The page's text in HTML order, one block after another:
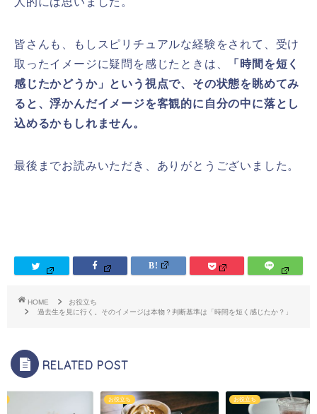
皆さんも、もしスピリチュアルな経験をされて、受け
取ったイメージに疑問を感じたときは、
「時間を短く
感じたかどうか」 という視点で、その状態を眺めてみ
ると、浮かんだイメージを客観的に自分の中に落とし
込めるかもしれません。
最後までお読みいただき、ありがとうございました。
HOME
お役立ち
過去生を見に行く。そのイメージは本物？判断基準は「時間を短く感じたか？」
RELATED POST
お役立ち お役立ち